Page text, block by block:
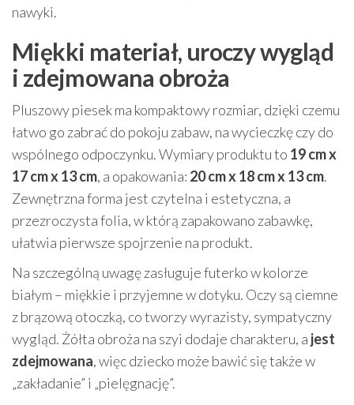
nawyki.
Miękki materiał, uroczy wygląd
i zdejmowana obroża
Pluszowy piesek ma kompaktowy rozmiar, dzięki czemu
łatwo go zabrać do pokoju zabaw, na wycieczkę czy do
wspólnego odpoczynku. Wymiary produktu to 19 cm x
17 cm x 13 cm, a opakowania: 20 cm x 18 cm x 13 cm.
Zewnętrzna forma jest czytelna i estetyczna, a
przezroczysta folia, w którą zapakowano zabawkę,
ułatwia pierwsze spojrzenie na produkt.
Na szczególną uwagę zasługuje futerko w kolorze
białym – miękkie i przyjemne w dotyku. Oczy są ciemne
z brązową otoczką, co tworzy wyrazisty, sympatyczny
wygląd. Żółta obroża na szyi dodaje charakteru, a jest
zdejmowana, więc dziecko może bawić się także w
„zakładanie” i „pielęgnację”.